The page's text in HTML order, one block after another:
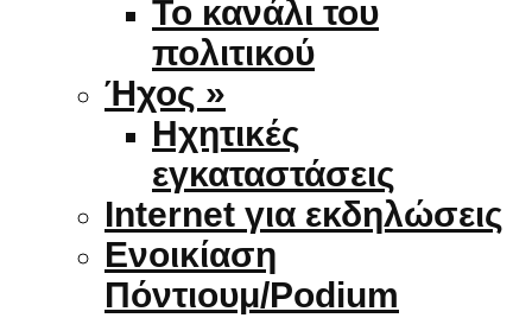
Το κανάλι του
πολιτικού
Ήχος »
Ηχητικές
εγκαταστάσεις
Internet για εκδηλώσεις
Ενοικίαση
Πόντιουμ/Podium